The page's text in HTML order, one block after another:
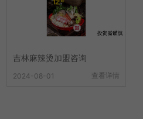
吉林麻辣烫加盟咨询
2024-08-01 查看详情